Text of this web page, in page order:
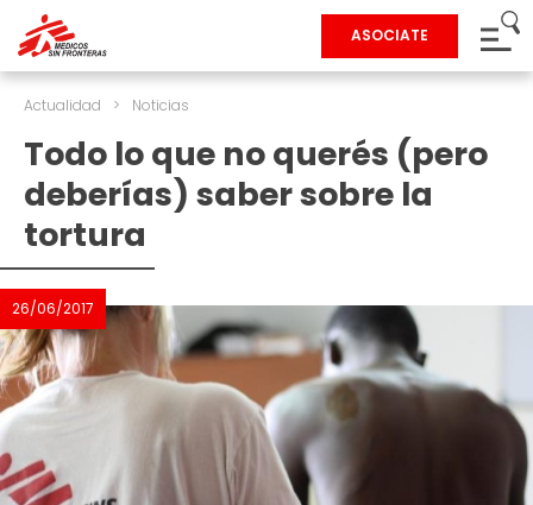
ASOCIATE
Actualidad > Noticias
Todo lo que no querés (pero
deberías) saber sobre la
tortura
26/06/2017